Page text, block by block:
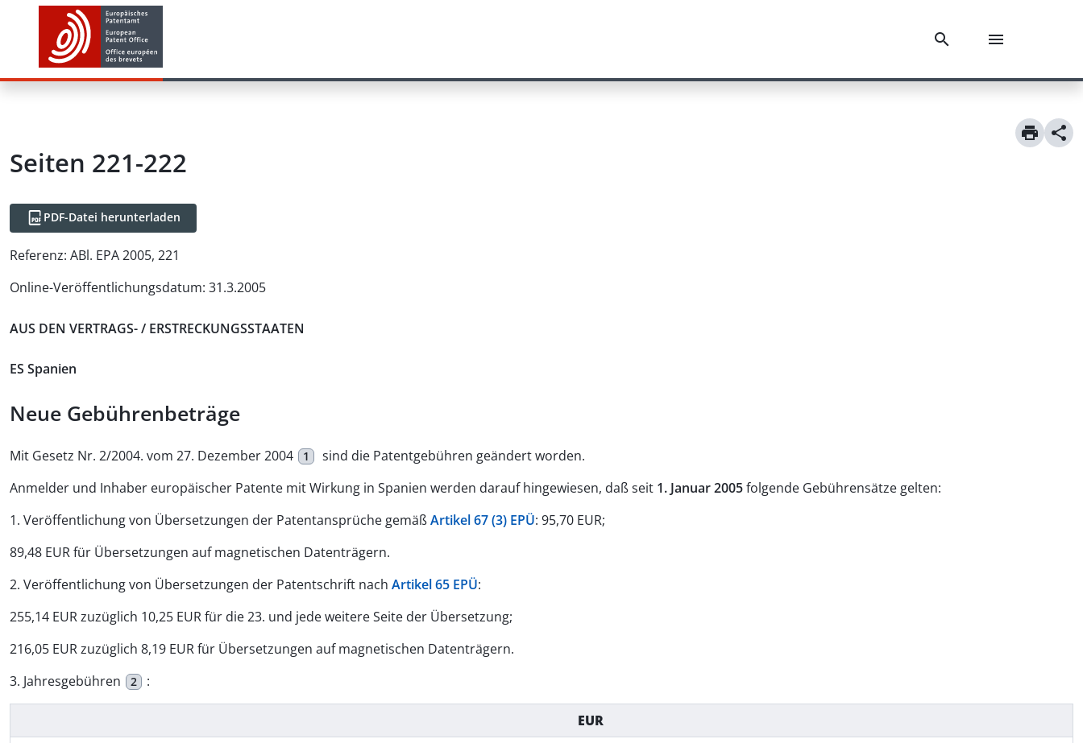
Seiten 221-222
PDF-Datei herunterladen
Referenz: ABl. EPA 2005, 221
Online-Veröffentlichungsdatum: 31.3.2005
AUS DEN VERTRAGS- / ERSTRECKUNGSSTAATEN
ES Spanien
Neue Gebührenbeträge
Mit Gesetz Nr. 2/2004. vom 27. Dezember 2004 1
sind die Patentgebühren geändert worden.
Anmelder und Inhaber europäischer Patente mit Wirkung in Spanien werden darauf hingewiesen, daß seit 1. Januar 2005folgende Gebührensätze gelten:
1. Veröffentlichung von Übersetzungen der Patentansprüche gemäßArtikel 67 (3) EPÜ: 95,70 EUR;
89,48 EUR für Übersetzungen auf magnetischen Datenträgern.
2. Veröffentlichung von Übersetzungen der Patentschrift nach Artikel 65 EPÜ:
255,14 EUR zuzüglich 10,25 EUR für die 23. und jede weitere Seite der Übersetzung;
216,05 EUR zuzüglich 8,19 EUR für Übersetzungen auf magnetischen Datenträgern.
3. Jahresgebühren
2 :
EUR